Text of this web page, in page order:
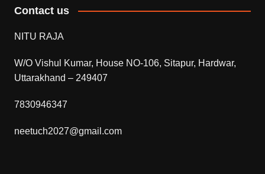
Contact us
NITU RAJA
W/O Vishul Kumar, House NO-106, Sitapur, Hardwar,
Uttarakhand – 249407
7830946347
neetuch2027@gmail.com